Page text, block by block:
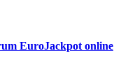
EuroJackpot online